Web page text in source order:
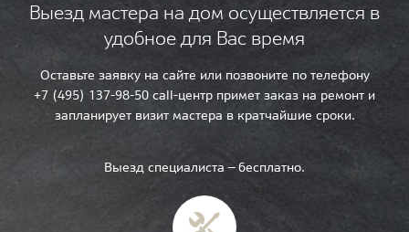
Выезд мастера на дом осуществляется в
удобное для Вас время
Оставьте заявку на сайте или позвоните по телефону
+7 (495) 137-98-50 call-центр примет заказ на ремонт и
запланирует визит мастера в кратчайшие сроки.
Выезд специалиста — бесплатно.